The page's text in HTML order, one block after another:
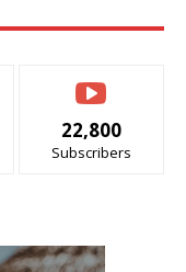
22,800
Subscribers